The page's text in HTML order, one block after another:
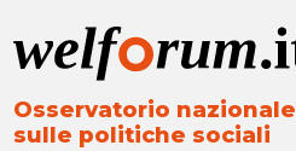
Osservatorio nazionale
sulle politiche sociali